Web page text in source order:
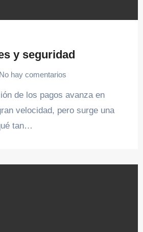
y seguridad
No hay comentarios
de los pagos avanza en
velocidad, pero surge una
tan…